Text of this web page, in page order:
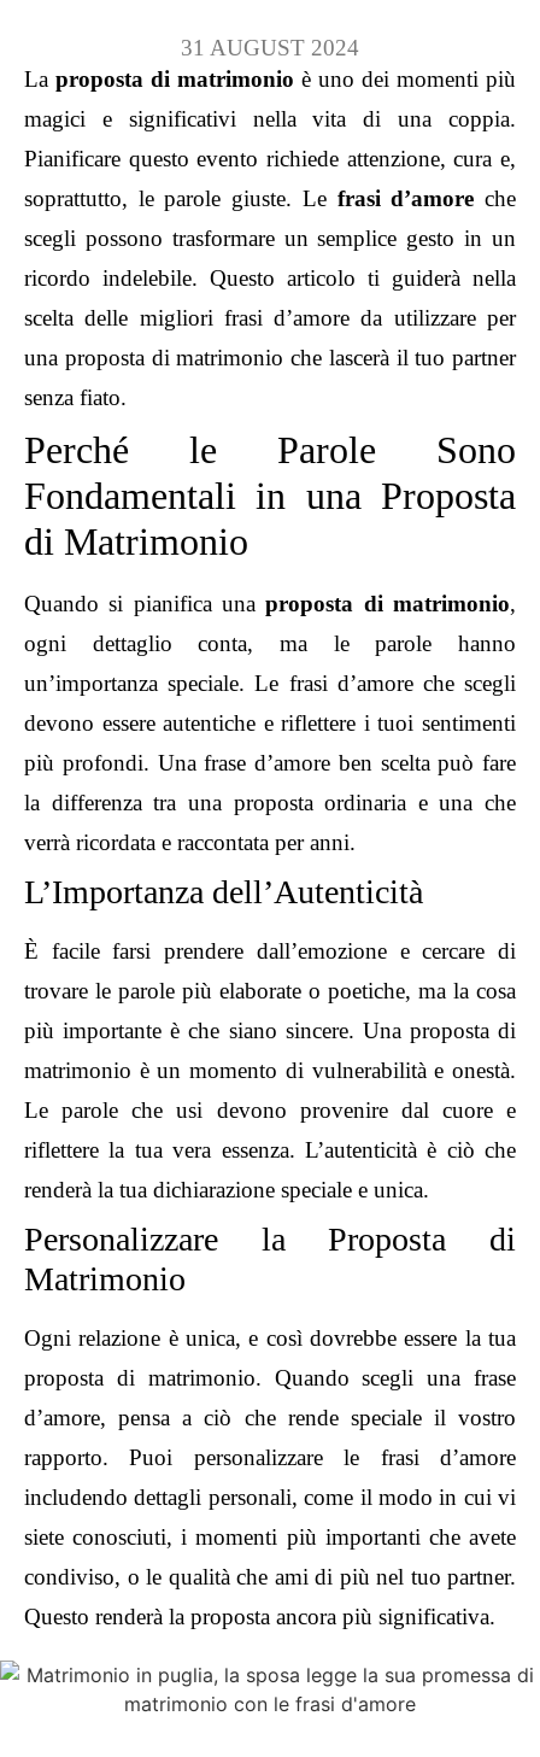
31 AUGUST 2024
La proposta di matrimonio è uno dei momenti più
magici e significativi nella vita di una coppia.
Pianificare questo evento richiede attenzione, cura e,
soprattutto, leparole giuste. Le frasi d’amore che
scegli possono trasformare un semplice gesto in un
ricordo indelebile. Questo articolo ti guiderà nella
scelta delle migliori frasi d’amore da utilizzare per
una proposta di matrimonio che lascerà il tuo partner
senza fiato.
Perché le Parole Sono
Fondamentali in una Proposta
di Matrimonio
Quando si pianifica unaproposta di matrimonio,
ogni dettaglio conta, ma le parole hanno
un’importanza speciale. Le frasi d’amore che scegli
devono essere autentiche e riflettere i tuoi sentimenti
più profondi. Una frase d’amore ben scelta può fare
la differenza tra una proposta ordinaria e una che
verrà ricordata e raccontata per anni.
L’Importanza dell’Autenticità
È facile farsi prendere dall’emozione e cercare di
trovare le parole più elaborate o poetiche, ma la cosa
più importante è che siano sincere. Una proposta di
matrimonio è un momento di vulnerabilità e onestà.
Le parole che usi devono provenire dal cuore e
riflettere la tua vera essenza. L’autenticità è ciò che
renderà la tua dichiarazione speciale e unica.
Personalizzare la Proposta di
Matrimonio
Ogni relazione è unica, e così dovrebbe essere la tua
proposta di matrimonio. Quando scegli una frase
d’amore, pensa a ciò che rende speciale il vostro
rapporto. Puoi personalizzare le frasi d’amore
includendo dettagli personali, come il modo in cui vi
siete conosciuti, i momenti più importanti che avete
condiviso, o le qualità che ami di più nel tuo partner.
Questo renderà la proposta ancora più significativa.